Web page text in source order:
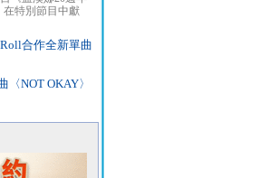
特別節目中獻
合作全新單曲
NOT OKAY〉